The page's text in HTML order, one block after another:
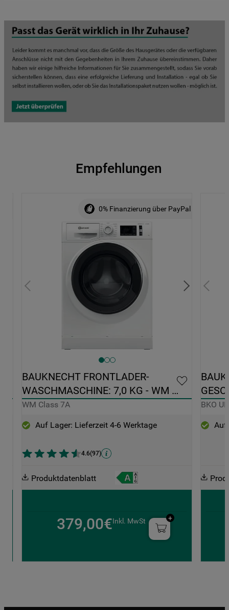
Empfehlungen
0% Finanzierung über PayPal
BAUKNECHT FRONTLADER-
WASCHMASCHINE: 7,0 KG - WM
CLASS 7A
WM Class 7A
Auf Lager: Lieferzeit 4-6 Werktage
4.6(97)
Produktdatenblatt
379,00€Inkl. MwSt
BKO
Auf